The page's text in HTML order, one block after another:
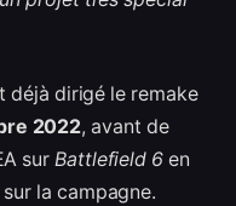
déjà dirigé le remake
2022, avant de
sur Battlefield 6en
la campagne.